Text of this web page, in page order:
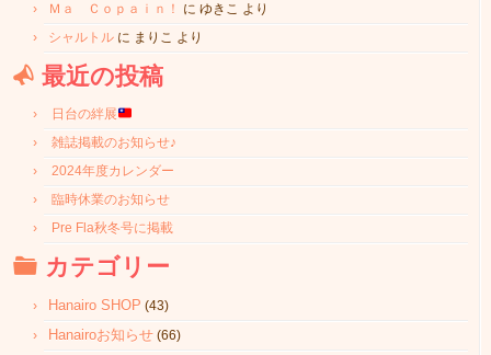
Ｍａ Ｃｏｐａｉｎ！
に ゆきこ より
シャルトル に まりこ より
最近の投稿
日台の絆展
雑誌掲載のお知らせ♪
2024年度カレンダー
臨時休業のお知らせ
Pre Fla秋冬号に掲載
カテゴリー
Hanairo SHOP (43)
Hanairoお知らせ (66)